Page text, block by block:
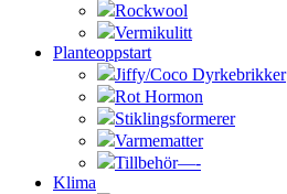
Rockwool
Vermikulitt
Planteoppstart
Jiffy/Coco Dyrkebrikker
Rot Hormon
Stiklingsformerer
Varmematter
Tillbehör—-
Klima